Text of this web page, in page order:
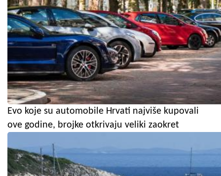
Evo koje su automobile Hrvati najviše kupovali
ove godine, brojke otkrivaju veliki zaokret